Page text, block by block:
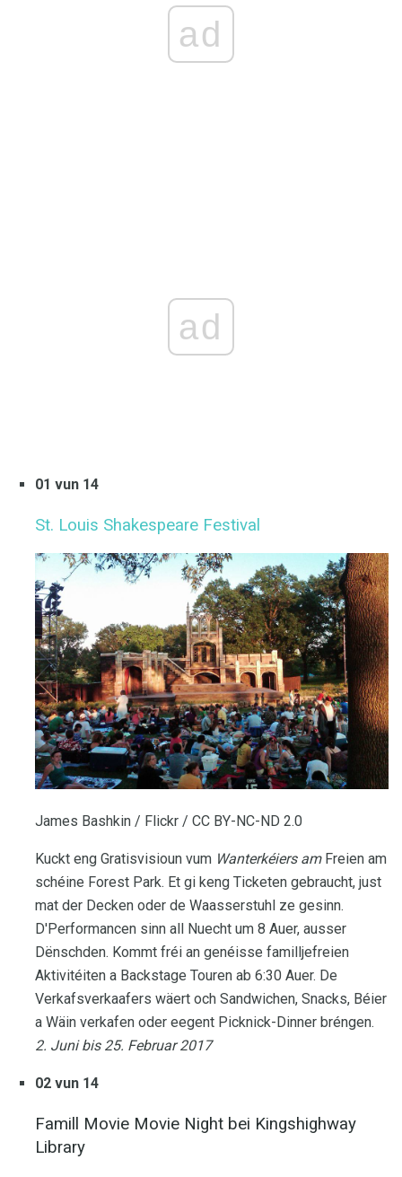
ad
ad
01 vun 14
St. Louis Shakespeare Festival
James Bashkin / Flickr / CC BY-NC-ND 2.0
Kuckt eng Gratisvisioun vum Wanterkéiers amFreien am
schéine Forest Park. Et gi keng Ticketen gebraucht, just
mat der Decken oder de Waasserstuhl ze gesinn.
D'Performancen sinn all Nuecht um 8 Auer, ausser
Dënschden. Kommt fréi an genéisse familljefreien
Aktivitéiten a Backstage Touren ab 6:30 Auer. De
Verkafsverkaafers wäert och Sandwichen, Snacks, Béier
a Wäin verkafen oder eegent Picknick-Dinner bréngen.
2. Juni bis 25. Februar 2017
02 vun 14
Famill Movie Movie Night bei Kingshighway
Library